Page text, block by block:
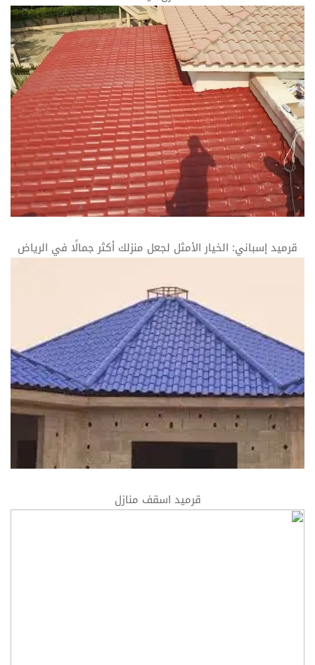
قرميد إسباني: الخيار الأمثل لجعل منزلك أكثر جمالًا في الرياض
قرميد اسقف منازل